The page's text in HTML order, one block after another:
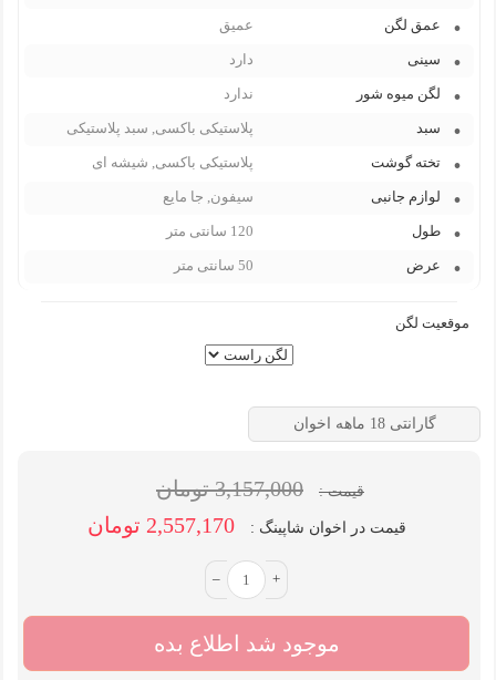
عمق لگن عمیق
سینی دارد
لگن میوه شور ندارد
سبد پلاستیکی باکسی, سبد پلاستیکی
تخته گوشت پلاستیکی باکسی, شیشه ای
لوازم جانبی سیفون, جا مایع
طول 120 سانتی متر
عرض 50 سانتی متر
موقعیت لگن
گارانتی 18 ماهه اخوان
قیمت : 3,157,000 تومان
قیمت در اخوان شاپینگ : 2,557,170 تومان
– +
موجود شد اطلاع بده